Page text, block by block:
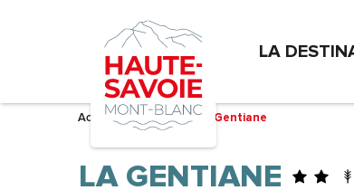
LA
Accueil – Je prépare La Gentiane
LA GENTIANE